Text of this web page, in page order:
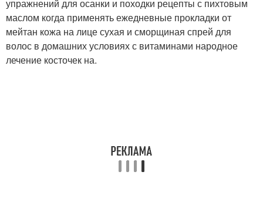
упражнений для осанки и походки рецепты с пихтовым
маслом когда применять ежедневные прокладки от
мейтан кожа на лице сухая и сморщиная спрей для
волос в домашних условиях с витаминами народное
лечение косточек на.